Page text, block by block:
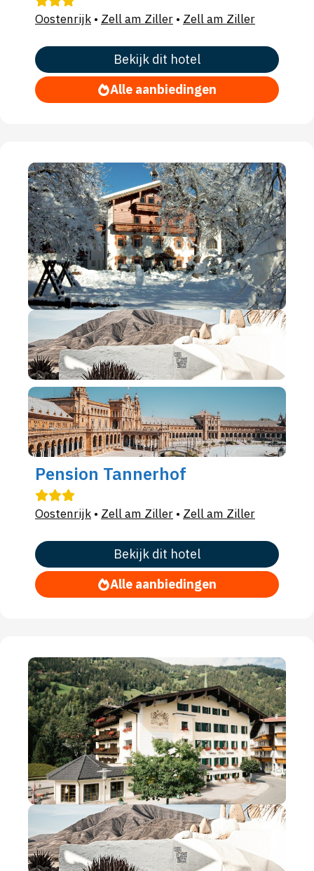
Oostenrijk • Zell am Ziller • Zell am Ziller
Bekijk dit hotel
Alle aanbiedingen
Pension Tannerhof
Oostenrijk • Zell am Ziller • Zell am Ziller
Bekijk dit hotel
Alle aanbiedingen